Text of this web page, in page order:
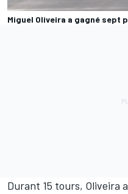
Miguel Oliveira a gagné sept
Durant 15 tours, Oliveira